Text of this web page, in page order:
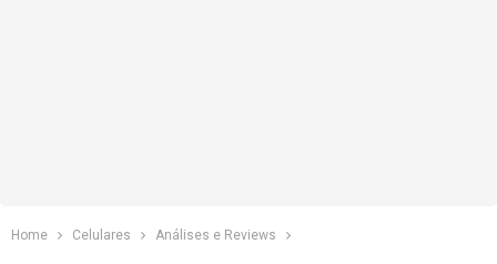
Home Celulares Análises e Reviews